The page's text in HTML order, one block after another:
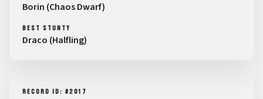
Borin (Chaos Dwarf)
BEST STUNTY
Draco (Halfling)
RECORD ID: #2017